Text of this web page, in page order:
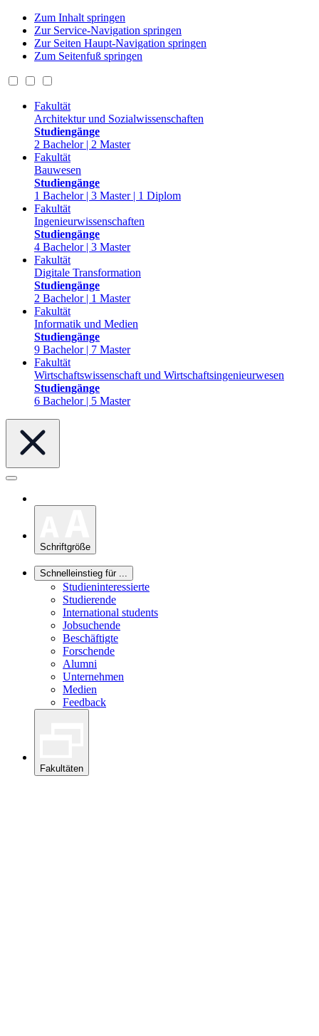
Zum Inhalt springen
Zur Service-Navigation springen
Zur Seiten Haupt-Navigation springen
Zum Seitenfuß springen
Fakultät
Architektur und Sozialwissenschaften
Studiengänge
2 Bachelor | 2 Master
Fakultät
Bauwesen
Studiengänge
1 Bachelor | 3 Master | 1 Diplom
Fakultät
Ingenieurwissenschaften
Studiengänge
4 Bachelor | 3 Master
Fakultät
Digitale Transformation
Studiengänge
2 Bachelor | 1 Master
Fakultät
Informatik und Medien
Studiengänge
9 Bachelor | 7 Master
Fakultät
Wirtschaftswissenschaft und Wirtschaftsingenieurwesen
Studiengänge
6 Bachelor | 5 Master
Schriftgröße
Schnelleinstieg für ...
Studieninteressierte
Studierende
International students
Jobsuchende
Beschäftigte
Forschende
Alumni
Unternehmen
Medien
Feedback
Fakultäten